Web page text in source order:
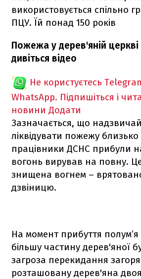
використовується спільно
ПЦУ. Їй понад 150 років
Пожежа у дерев'яній
дивіться відео
Не користуєтесь
WhatsApp. Підпишіться і
новини Додати
Зазначається, що
ліквідувати пожежу
працівники ДСНС прибули
вогонь вирував на повну.
знищена вогнем –
дзвіницю.
На момент прибуття
більшу частину дерев'яної
загроза перекидання
розташовану дерев'яна